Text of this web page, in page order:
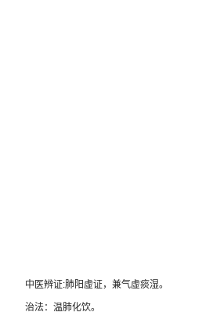
中医辨证:肺阳虚证，兼气虚痰湿。
治法：温肺化饮。